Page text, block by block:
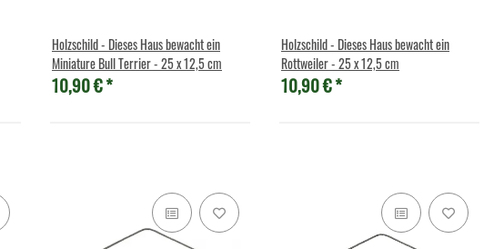
Holzschild - Dieses Haus bewacht ein
Miniature Bull Terrier - 25 x 12,5 cm
10,90 €*
Holzschild - Dieses Haus bewacht ein
Rottweiler - 25 x 12,5 cm
10,90 €*